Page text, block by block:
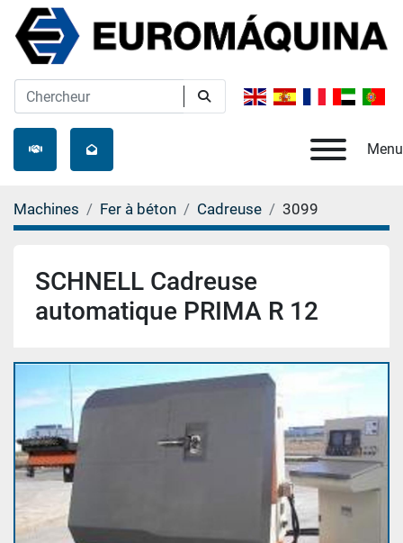
Menu
Machines Fer à béton Cadreuse 3099
SCHNELL Cadreuse
automatique PRIMA R 12